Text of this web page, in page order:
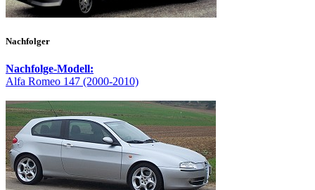
Nachfolger
Nachfolge-Modell:
Alfa Romeo 147 (2000-2010)